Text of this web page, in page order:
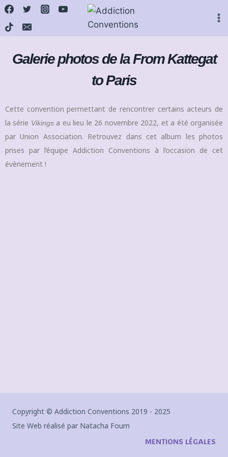
Galerie photos de la From Kattegat
to Paris
Cette convention permettant de rencontrer certains acteurs de
la série Vikingsa eu lieu le 26 novembre 2022, et a été organisée
par Union Association. Retrouvez dans cet album les photos
prises par l’équipe Addiction Conventions à l’occasion de cet
évènement !
Copyright © Addiction Conventions 2019 - 2025
Site Web réalisé par Natacha Fourn
MENTIONS LÉGALES